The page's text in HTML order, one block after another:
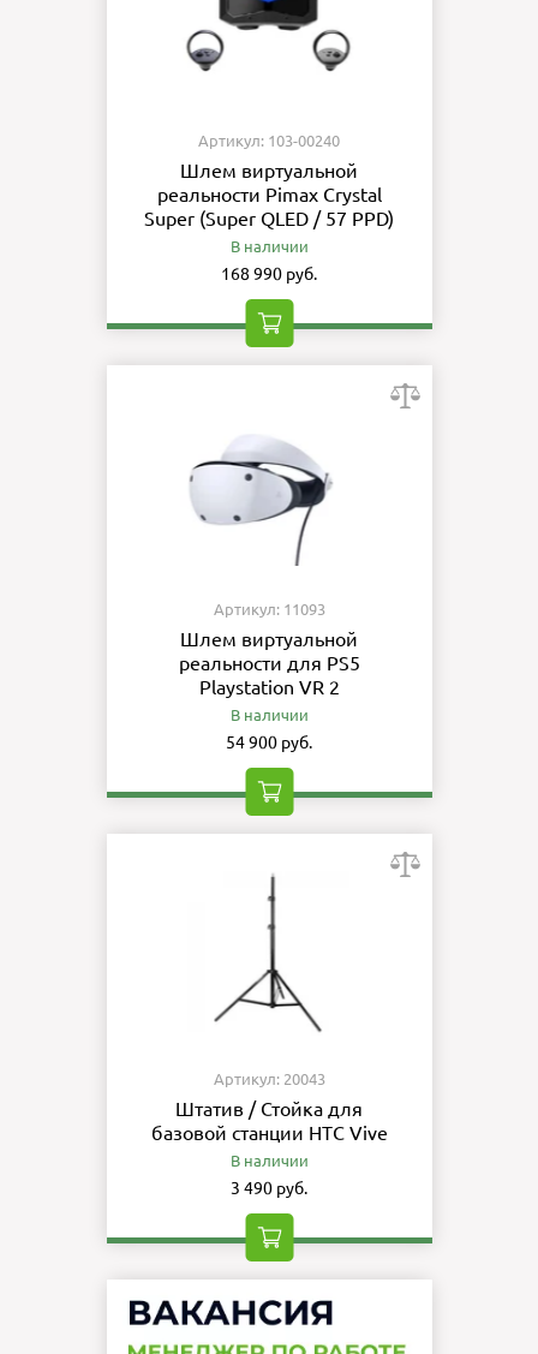
Артикул: 103-00240
Шлем виртуальной
реальности Pimax Crystal
Super (Super QLED / 57 PPD)
В наличии
168 990 руб.
Артикул: 11093
Шлем виртуальной
реальности для PS5
Playstation VR 2
В наличии
54 900 руб.
Артикул: 20043
Штатив / Стойка для
базовой станции HTC Vive
В наличии
3 490 руб.